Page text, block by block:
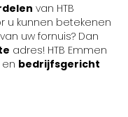
van HTB
u kunnen betekenen
uw fornuis? Dan
adres! HTB Emmen
en bedrijfsgericht